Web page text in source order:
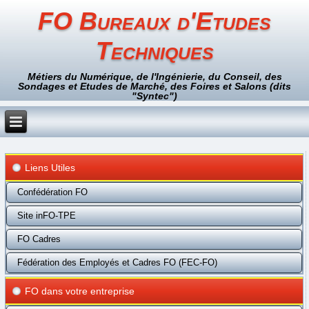
FO Bureaux d'Etudes
Techniques
Métiers du Numérique, de l'Ingénierie, du Conseil, des
Sondages et Etudes de Marché, des Foires et Salons (dits
"Syntec")
Liens Utiles
Confédération FO
Site inFO-TPE
FO Cadres
Fédération des Employés et Cadres FO (FEC-FO)
FO dans votre entreprise